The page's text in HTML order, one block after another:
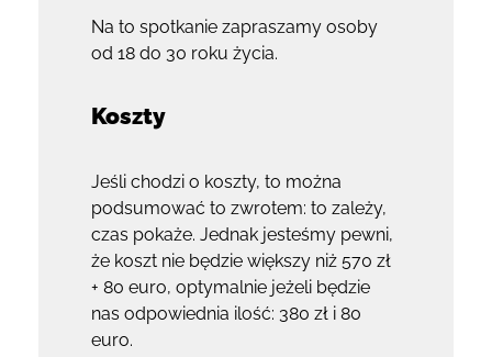
Na to spotkanie zapraszamy osoby
od 18 do 30 roku życia.
Koszty
Jeśli chodzi o koszty, to można
podsumować to zwrotem: to zależy,
czas pokaże. Jednak jesteśmy pewni,
że koszt nie będzie większy niż 570 zł
+ 80 euro, optymalnie jeżeli będzie
nas odpowiednia ilość: 380 zł i 80
euro.